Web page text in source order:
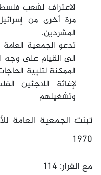
الاعتراف لشعب
مرة أخرى من
المشردين.
تدعو الجمعية
الى القيام على
الممكنة لتلبية
لإغاثة اللاجئين
وتشغيلهم
1970
مع القرار: 114